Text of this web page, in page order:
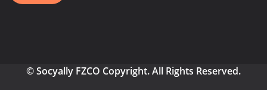
© Socyally FZCO Copyright. All Rights Reserved.